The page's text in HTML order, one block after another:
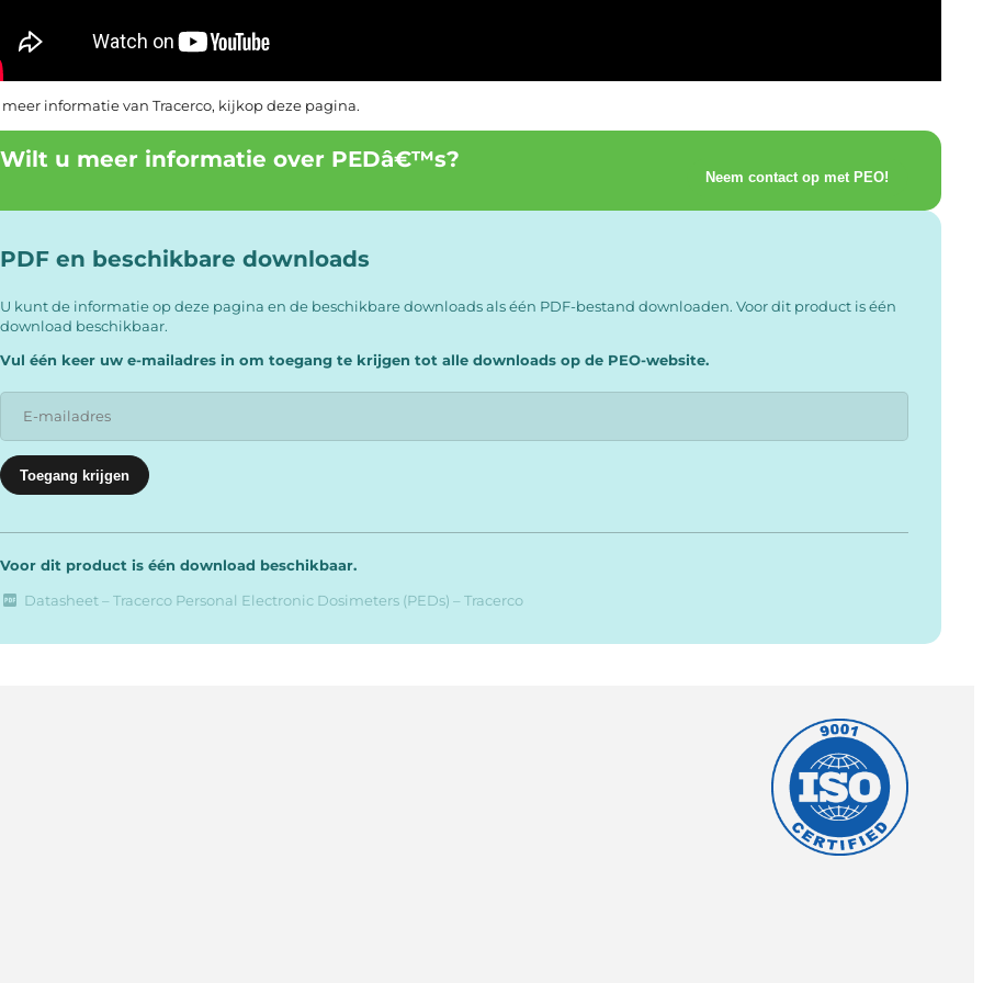
meer informatie van Tracerco, kijkop deze pagina.
Wilt u meer informatie over PEDâ€™s?
Neem contact op met PEO!
PDF en beschikbare downloads
U kunt de informatie op deze pagina en de beschikbare downloads als één PDF-bestand downloaden. Voor dit product is één
download beschikbaar.
Vul één keer uw e-mailadres in om toegang te krijgen tot alle downloads op de PEO-website.
Voor dit product is één download beschikbaar.
Datasheet – Tracerco Personal Electronic Dosimeters (PEDs) – Tracerco